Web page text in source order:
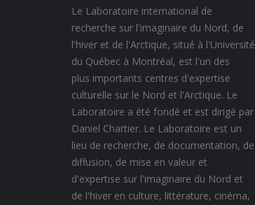
Le Laboratoire international de
recherche sur l'imaginaire du Nord, de
l'hiver et de l'Arctique, situé à l'Université
du Québec à Montréal, est l'un des
plus importants centres d'expertise
culturelle sur le Nord et l'Arctique. Le
Laboratoire a été fondé et est dirigé par
Daniel Chartier. Le Laboratoire est un
lieu de recherche, de documentation, de
diffusion, de mise en valeur et
d'expertise sur l'imaginaire du Nord et
de l'hiver en culture, littérature, cinéma,